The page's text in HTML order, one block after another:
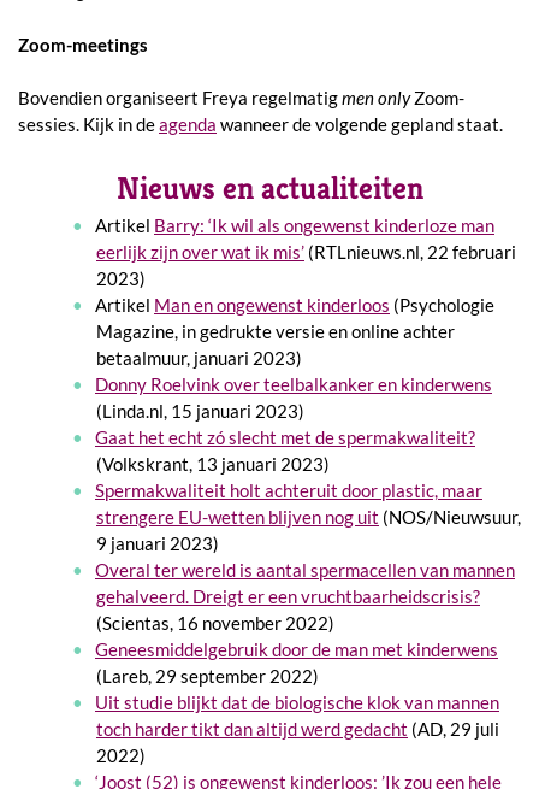
Zoom-meetings
Bovendien organiseert Freya regelmatigmen onlyZoom-
sessies. Kijk in deagenda wanneer de volgende gepland staat.
Nieuws en actualiteiten
Artikel Barry: ‘Ik wil als ongewenst kinderloze man
eerlijk zijn over wat ik mis’ (RTLnieuws.nl, 22 februari
2023)
Artikel Man en ongewenst kinderloos (Psychologie
Magazine, in gedrukte versie en online achter
betaalmuur, januari 2023)
Donny Roelvink over teelbalkanker en kinderwens
(Linda.nl, 15 januari 2023)
Gaat het echt zó slecht met de spermakwaliteit?
(Volkskrant, 13 januari 2023)
Spermakwaliteit holt achteruit door plastic, maar
strengere EU-wetten blijven nog uit (NOS/Nieuwsuur,
9 januari 2023)
Overal ter wereld is aantal spermacellen van mannen
gehalveerd. Dreigt er een vruchtbaarheidscrisis?
(Scientas, 16 november 2022)
Geneesmiddelgebruik door de man met kinderwens
(Lareb, 29 september 2022)
Uit studie blijkt dat de biologische klok van mannen
toch harder tikt dan altijd werd gedacht (AD, 29 juli
2022)
‘Joost (52) is ongewenst kinderloos: ’Ik zou een hele